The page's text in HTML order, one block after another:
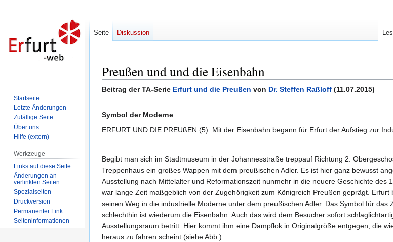
Zur
Navigation
springen
Zur
Suche
springen
Preußen und und die Eisenbahn
Beitrag der TA-Serie Erfurt und die Preußen von Dr. Steffen Raßloff (11.07.2015)
Symbol der Moderne
ERFURT UND DIE PREUßEN (5): Mit der Eisenbahn begann für Erfurt der Aufstieg zur
Begibt man sich im Stadtmuseum in der Johannesstraße treppauf Richtung 2.
Treppenhaus ein großes Wappen mit dem preußischen Adler. Es ist hier ganz bewusst
Ausstellung nach Mittelalter und Reformationszeit nunmehr in die neuere Geschichte des
war lange Zeit maßgeblich von der Zugehörigkeit zum Königreich Preußen geprägt. Erfurt
seinen Weg in die industrielle Moderne unter dem preußischen Adler. Das Symbol für das
schlechthin ist wiederum die Eisenbahn. Auch das wird dem Besucher sofort
Ausstellungsraum betritt. Hier kommt ihm eine Dampflok in Originalgröße entgegen, die
heraus zu fahren scheint (siehe Abb.).
Seite Diskussion
Startseite
Letzte Änderungen
Zufällige Seite
Über uns
Hilfe (extern)
Werkzeuge
Links auf diese Seite
Änderungen an
verlinkten Seiten
Spezialseiten
Druckversion
Permanenter Link
Seiten­informationen